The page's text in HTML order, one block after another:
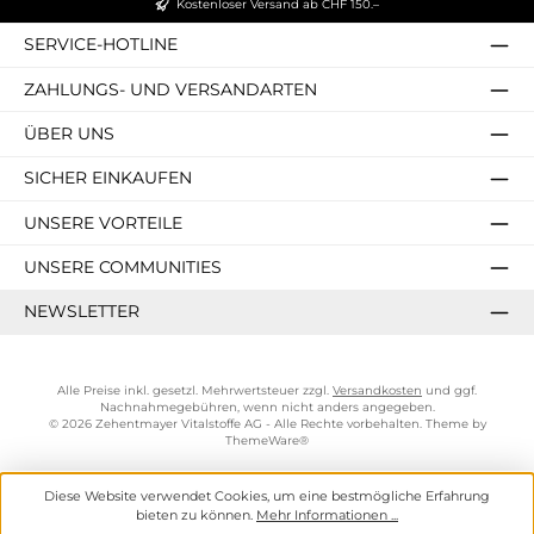
Kostenloser Versand ab CHF 150.–
SERVICE-HOTLINE
ZAHLUNGS- UND VERSANDARTEN
ÜBER UNS
SICHER EINKAUFEN
UNSERE VORTEILE
UNSERE COMMUNITIES
NEWSLETTER
Alle Preise inkl. gesetzl. Mehrwertsteuer zzgl. Versandkosten und ggf.
Nachnahmegebühren, wenn nicht anders angegeben.
© 2026 Zehentmayer Vitalstoffe AG - Alle Rechte vorbehalten. Theme by
ThemeWare®
Diese Website verwendet Cookies, um eine bestmögliche Erfahrung
bieten zu können. Mehr Informationen ...